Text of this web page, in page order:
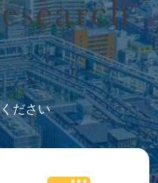
ださい